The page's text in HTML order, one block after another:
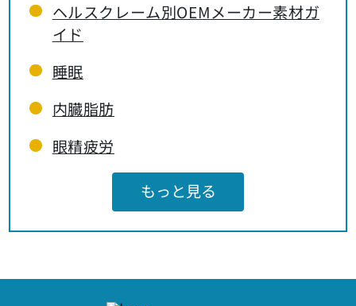
ヘルスクレーム別OEMメーカー素材ガ
イド
睡眠
内臓脂肪
眼精疲労
もっと見る